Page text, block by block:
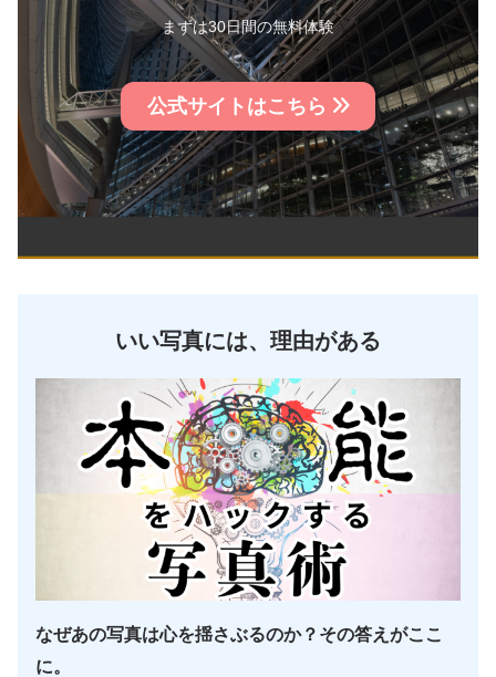
まずは30日間の無料体験
公式サイトはこちら
いい写真には、理由がある
なぜあの写真は心を揺さぶるのか？その答えがここ
に。